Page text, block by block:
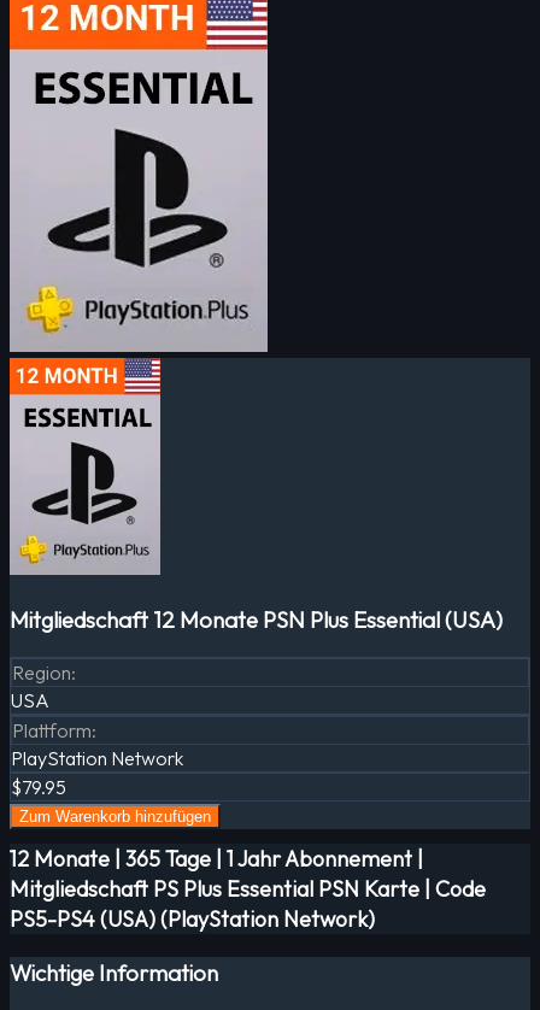
Mitgliedschaft 12 Monate PSN Plus Essential (USA)
Region:
USA
Plattform:
PlayStation Network
$79.95
Zum Warenkorb hinzufügen
12 Monate | 365 Tage | 1 Jahr Abonnement |
Mitgliedschaft PS Plus Essential PSN Karte | Code
PS5-PS4 (USA) (PlayStation Network)
Wichtige Information